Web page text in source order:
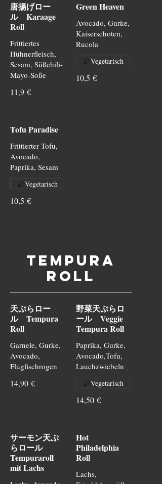
唐揚げロー
ル Karaage
Roll
Frittiertes
Hühnerfleisch,
Sesam, Süßchili-
Mayo-Soße
11,9 €
Green Heaven
Avocado, Gurke,
Kaiserschoten,
Rucola
10,5 €
Vegetarisch
Tofu Paradise
Frittierter Tofu,
Avocado,
Paprika, Sesam
10,5 €
Vegetarisch
Tempura
Roll
天ぷらロー
ル Tempura
Roll
Garnele, Gurke,
Avocado,
Flugfischrogen
14,90 €
野菜天ぷらロ
ール Veggie
Tempura Roll
Paprika, Gurke,
Avocado,Tofu,
Lauchzwiebeln
14,50 €
Vegetarisch
サーモン天ぷ
らロール
Tempuraroll
mit Lachs
Hot
Philadelphia
Roll
Lachs,